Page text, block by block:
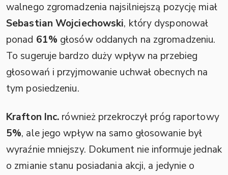
walnego zgromadzenia najsilniejszą pozycję miał
Sebastian Wojciechowski, który dysponował
ponad 61% głosów oddanych na zgromadzeniu.
To sugeruje bardzo duży wpływ na przebieg
głosowań i przyjmowanie uchwał obecnych na
tym posiedzeniu.
Krafton Inc. również przekroczył próg raportowy
5%, ale jego wpływ na samo głosowanie był
wyraźnie mniejszy. Dokument nie informuje jednak
o zmianie stanu posiadania akcji, a jedynie o